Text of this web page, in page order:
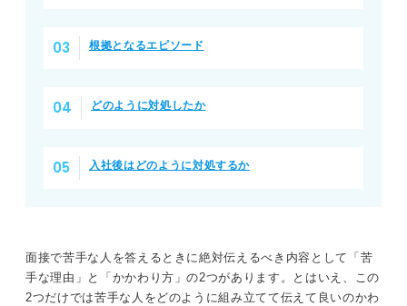
根拠となるエピソード
どのように対処したか
入社後はどのように対処するか
面接で苦手な人を答えるときに絶対伝えるべき内容として「苦
手な理由」と「かかわり方」の2つがあります。とはいえ、この
2つだけでは苦手な人をどのように組み立てて伝えて良いのかわ